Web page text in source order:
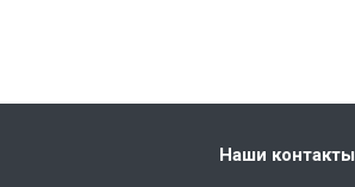
Наши контакты